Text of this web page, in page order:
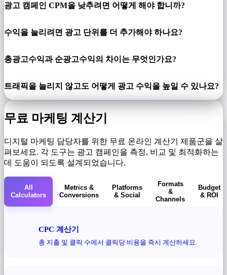
광고 캠페인 CPM을 낮추려면 어떻게 해야 합니까?
수익을 늘리려면 광고 단위를 더 추가해야 하나요?
총광고수익과 순광고수익의 차이는 무엇인가요?
트래픽을 늘리지 않고도 어떻게 광고 수익을 높일 수 있나요?
무료 마케팅 계산기
디지털 마케팅 담당자를 위한 무료 온라인 계산기 제품군을 살
펴보세요. 각 도구는 광고 캠페인을 측정, 비교 및 ​​최적화하는
데 도움이 되도록 설계되었습니다.
All
Calculators
Metrics &
Conversions
Platforms
& Social
Formats
&
Channels
Budget
& ROI
CPC 계산기
총 지출 및 클릭 수에서 클릭당 비용을 즉시 계산하세요.